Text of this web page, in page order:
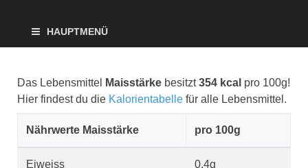
HAUPTMENÜ
Das Lebensmittel Maisstärke besitzt354 kcal pro 100g!
Hier findest du die Kalorientabelle für alle Lebensmittel.
Nährwerte Maisstärke pro 100g
Eiweiss 0.4g